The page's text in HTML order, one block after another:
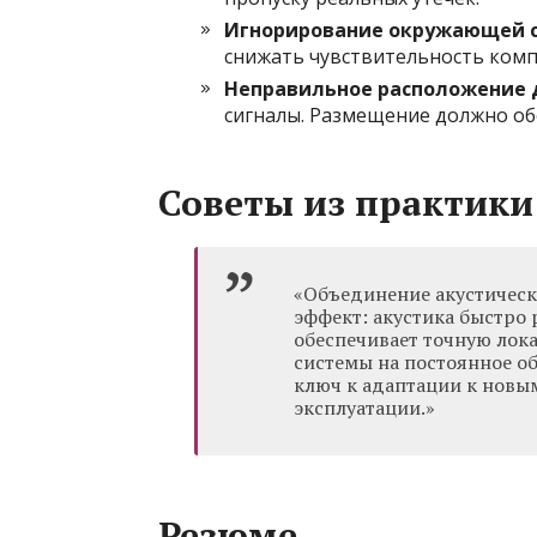
Игнорирование окружающей
снижать чувствительность
Неправильное расположение
сигналы. Размещение должно
Советы из практики
«Объединение
эффект: акустика быстро
обеспечивает точную
системы на постоянное
ключ к адаптации к
эксплуатации.»